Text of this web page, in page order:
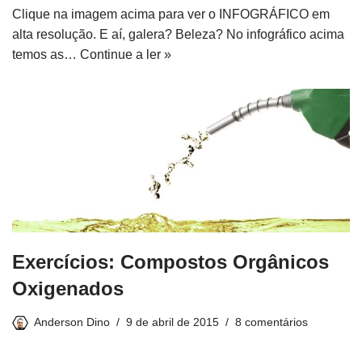
Clique na imagem acima para ver o INFOGRÁFICO em
alta resolução. E aí, galera? Beleza? No infográfico acima
temos as… Continue a ler »
Exercícios: Compostos Orgânicos
Oxigenados
Anderson Dino 9 de abril de 2015 8 comentários